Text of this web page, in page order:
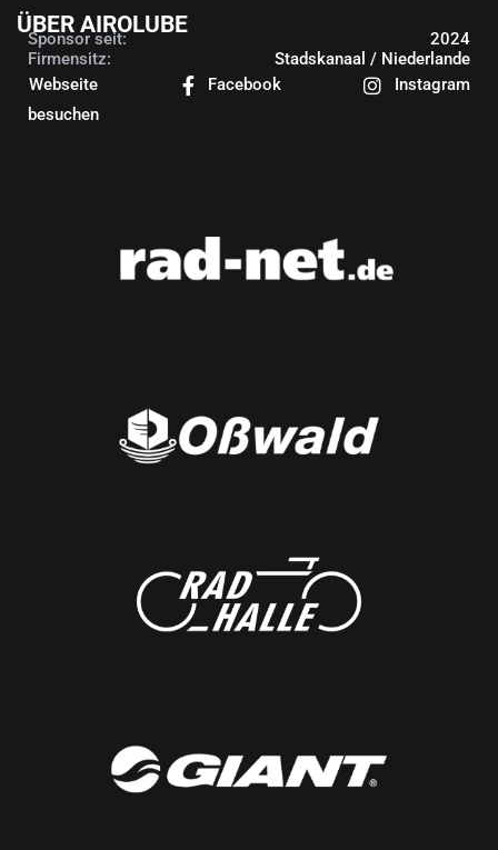
ÜBER AIROLUBE
Sponsor seit:
2024
Firmensitz:
Stadskanaal / Niederlande
Webseite
besuchen
Facebook Instagram